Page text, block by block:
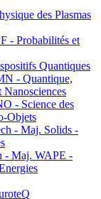
des Plasmas
- Probabilités et
Quantiques
- Quantique,
- Science des
Objets
- Maj. Solids -
- Maj. WAPE -